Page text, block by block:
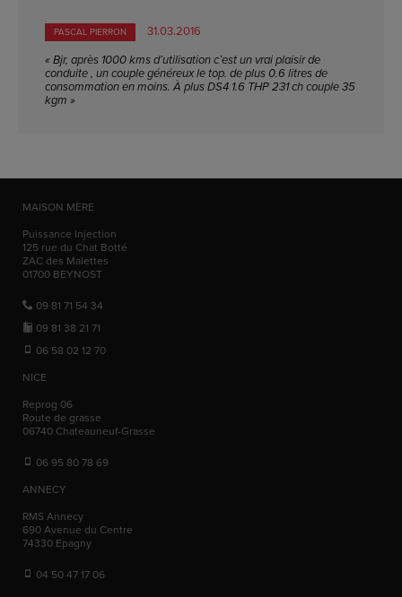
PASCAL PIERRON
31.03.2016
« Bjr, après 1000 kms d’utilisation c’est un vrai plaisir de
conduite , un couple généreux le top. de plus 0.6 litres de
consommation en moins. À plus DS4 1.6 THP 231 ch couple 35
kgm »
MAISON MÈRE
Puissance Injection
125 rue du Chat Botté
ZAC des Malettes
01700 BEYNOST
09 81 71 54 34
09 81 38 21 71
06 58 02 12 70
NICE
Reprog 06
Route de grasse
06740 Chateauneuf-Grasse
06 95 80 78 69
ANNECY
RMS Annecy
690 Avenue du Centre
74330 Epagny
04 50 47 17 06